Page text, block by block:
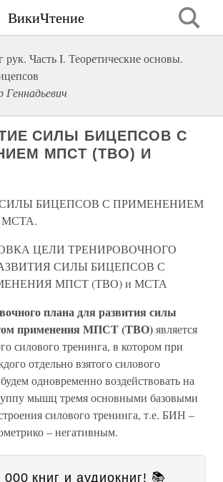
ВикиЧтение
Часть I. Теоретические основы.
СИЛЫ БИЦЕПСОВ С
МПСТ (ТВО) И
СИЛЫ БИЦЕПСОВ С ПРИМЕНЕНИЕМ
ЦЕЛИ ТРЕНИРОВОЧНОГО
СИЛЫ БИЦЕПСОВ С
МПСТ (ТВО) и МСТА
плана для развития силы
применения МПСТ (ТВО)является
силового тренинга, в котором при
отдельно взятого силового
одновременно воздействовать на
мышц тремя основными базовыми
силового тренинга, т.е. БИН –
– негативным.
книг и аудиокниг! 📚